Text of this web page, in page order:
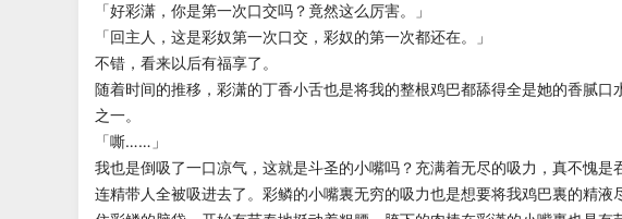
「好彩潇，你是第一次口交吗？竟然这么厉害。」
「回主人，这是彩奴第一次口交，彩奴的第一次都还在。」
不错，看来以后有福享了。
随着时间的推移，彩潇的丁香小舌也是将我的整根鸡巴都舔得全是她的香腻
之一。
「嘶……」
我也是倒吸了一口凉气，这就是斗圣的小嘴吗？充满着无尽的吸力，真不愧
连精带人全被吸进去了。彩鳞的小嘴裏无穷的吸力也是想要将我鸡巴裏的精